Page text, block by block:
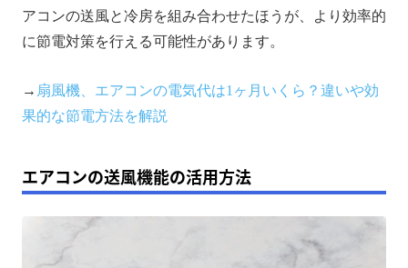
アコンの送風と冷房を組み合わせたほうが、より効率的
に節電対策を行える可能性があります。
→ 扇風機、エアコンの電気代は1ヶ月いくら？違いや効
果的な節電方法を解説
エアコンの送風機能の活用方法